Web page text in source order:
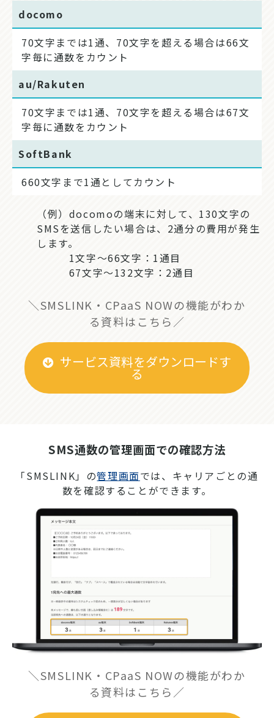
docomo
70文字までは1通、70文字を超える場合は66文
字毎に通数をカウント
au/Rakuten
70文字までは1通、70文字を超える場合は67文
字毎に通数をカウント
SoftBank
660文字まで1通としてカウント
（例）docomoの端末に対して、130文字の
SMSを送信したい場合は、2通分の費用が発生
します。
1文字～66文字：1通目
67文字～132文字：2通目
＼SMSLINK・CPaaS NOWの機能がわか
る資料はこちら／
サービス資料をダウンロードす
る
SMS通数の管理画面での確認方法
「SMSLINK」の管理画面では、キャリアごとの通
数を確認することができます。
＼SMSLINK・CPaaS NOWの機能がわか
る資料はこちら／